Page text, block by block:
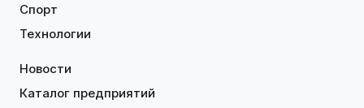
Спорт
Технологии
Новости
Каталог предприятий